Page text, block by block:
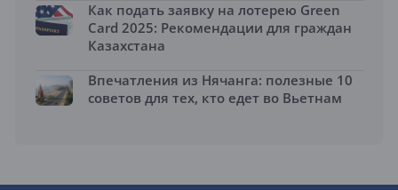
Как подать заявку на лотерею Green
Card 2025: Рекомендации для граждан
Казахстана
Впечатления из Нячанга: полезные 10
советов для тех, кто едет во Вьетнам